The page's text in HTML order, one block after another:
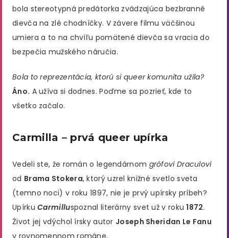
bola stereotypná predátorka zvádzajúca bezbranné
dievča na zlé chodníčky. V závere filmu väčšinou
umiera a to na chvíľu pomätené dievča sa vracia do
bezpečia mužského náručia.
Bola to reprezentácia, ktorú si queer komunita užila?
Áno. A užíva si dodnes. Poďme sa pozrieť, kde to
všetko začalo.
Carmilla – prvá queer upírka
Vedeli ste, že román o legendárnom grófovi Draculovi
od Brama Stokera, ktorý uzrel knižné svetlo sveta
(temno noci) v roku 1897, nie je prvý upírsky príbeh?
UpírkuCarmilluspoznal literárny svet už v roku1872.
Život jej vdýchol írsky autor Joseph Sheridan Le Fanu
v rovnomennom románe.